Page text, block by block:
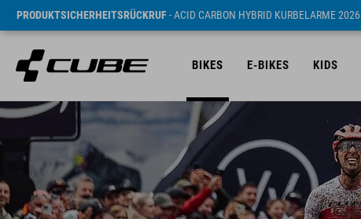
PRODUKTSICHERHEITSRÜCKRUF- ACID CARBON HYBRID KURBELARME 2026
BIKES E-BIKES KIDS